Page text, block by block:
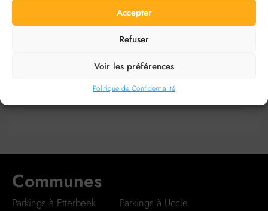
Accepter
Refuser
Voir les préférences
Politique de Confidentialité
veranda.online@proton.me
Communes
Parkings à Etterbeek
Parkings à Uccle